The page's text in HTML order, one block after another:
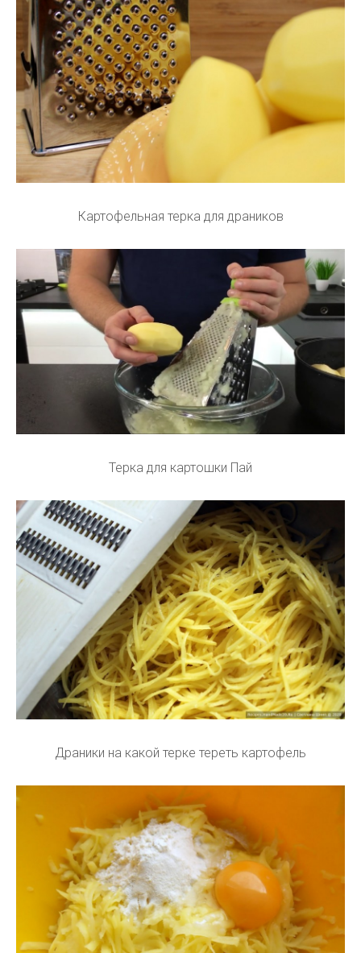
Картофельная терка для драников
Терка для картошки Пай
Драники на какой терке тереть картофель